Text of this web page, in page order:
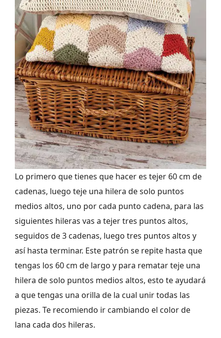
Lo primero que tienes que hacer es tejer 60 cm de
cadenas, luego teje una hilera de solo puntos
medios altos, uno por cada punto cadena, para las
siguientes hileras vas a tejer tres puntos altos,
seguidos de 3 cadenas, luego tres puntos altos y
así hasta terminar. Este patrón se repite hasta que
tengas los 60 cm de largo y para rematar teje una
hilera de solo puntos medios altos, esto te ayudará
a que tengas una orilla de la cual unir todas las
piezas. Te recomiendo ir cambiando el color de
lana cada dos hileras.